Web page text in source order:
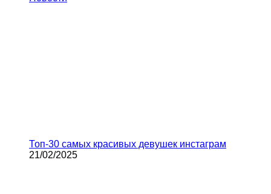
Топ-30 самых красивых девушек инстаграм
21/02/2025